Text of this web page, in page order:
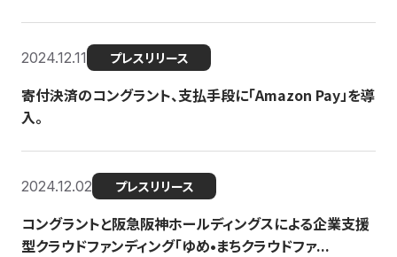
2024.12.11 プレスリリース
寄付決済のコングラント、支払手段に「Amazon Pay」を導
入。
2024.12.02 プレスリリース
コングラントと阪急阪神ホールディングスによる企業支援
型クラウドファンディング「ゆめ•まちクラウドファ...